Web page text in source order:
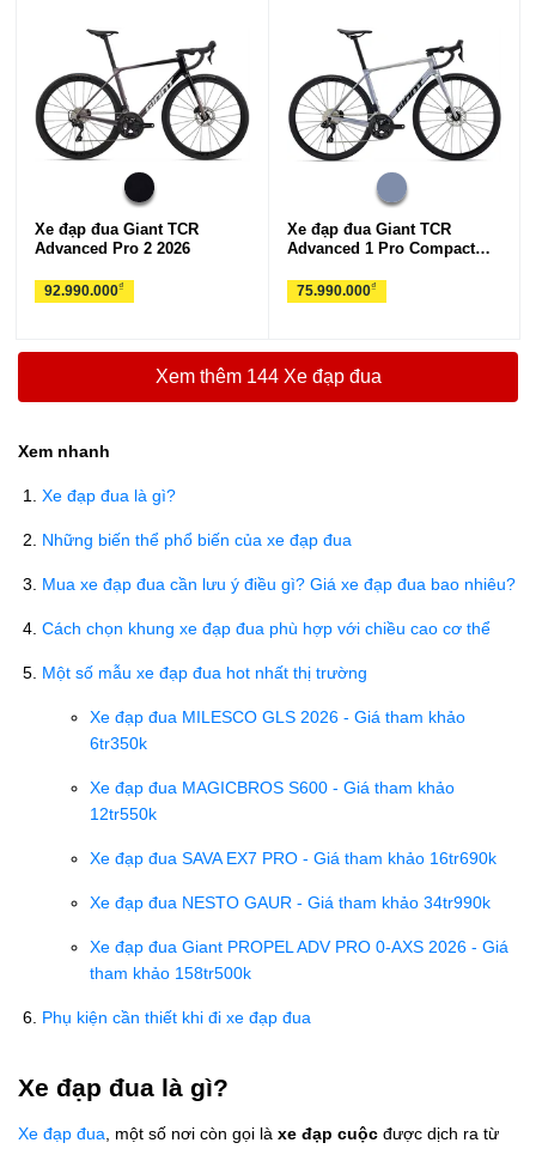
Xe đạp đua Giant TCR
Advanced Pro 2 2026
92.990.000₫
Xe đạp đua Giant TCR
Advanced 1 Pro Compact
75.990.000₫
Xem thêm 144 Xe đạp đua
Xem nhanh
Xe đạp đua là gì?
Những biến thể phổ biến của xe đạp đua
Mua xe đạp đua cần lưu ý điều gì? Giá xe đạp đua bao nhiêu?
Cách chọn khung xe đạp đua phù hợp với chiều cao cơ thể
Một số mẫu xe đạp đua hot nhất thị trường
Xe đạp đua MILESCO GLS 2026 - Giá tham khảo
6tr350k
Xe đạp đua MAGICBROS S600 - Giá tham khảo
12tr550k
Xe đạp đua SAVA EX7 PRO - Giá tham khảo 16tr690k
Xe đạp đua NESTO GAUR - Giá tham khảo 34tr990k
Xe đạp đua Giant PROPEL ADV PRO 0-AXS 2026 - Giá
tham khảo 158tr500k
Phụ kiện cần thiết khi đi xe đạp đua
Xe đạp đua là gì?
Xe đạp đua , một số nơi còn gọi là xe đạp cuộc được dịch ra từ